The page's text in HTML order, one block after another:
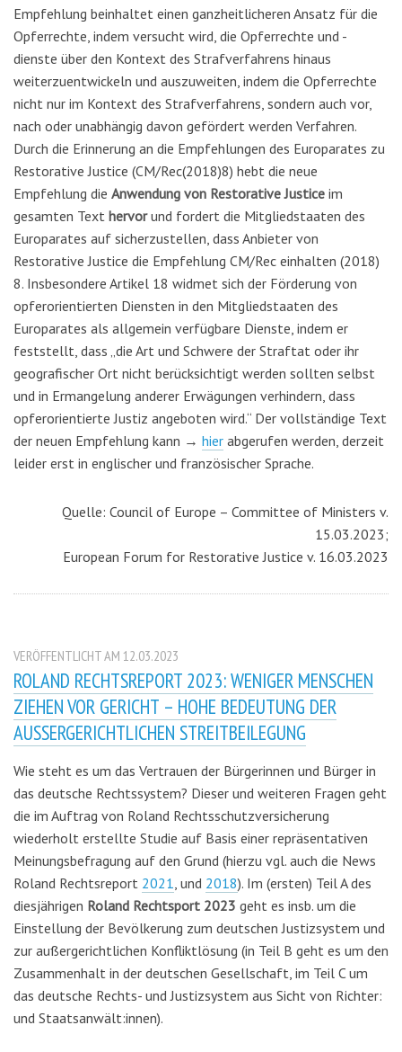
Empfehlung beinhaltet einen ganzheitlicheren Ansatz für die
Opferrechte, indem versucht wird, die Opferrechte und -
dienste über den Kontext des Strafverfahrens hinaus
weiterzuentwickeln und auszuweiten, indem die Opferrechte
nicht nur im Kontext des Strafverfahrens, sondern auch vor,
nach oder unabhängig davon gefördert werden Verfahren.
Durch die Erinnerung an die Empfehlungen des Europarates zu
Restorative Justice (CM/Rec(2018)8) hebt die neue
Empfehlung die Anwendung von Restorative Justice im
gesamten Text hervorund fordert die Mitgliedstaaten des
Europarates auf sicherzustellen, dass Anbieter von
Restorative Justice die Empfehlung CM/Rec einhalten (2018)
8. Insbesondere Artikel 18 widmet sich der Förderung von
opferorientierten Diensten in den Mitgliedstaaten des
Europarates als allgemein verfügbare Dienste, indem er
feststellt, dass „die Art und Schwere der Straftat oder ihr
geografischer Ort nicht berücksichtigt werden sollten selbst
und in Ermangelung anderer Erwägungen verhindern, dass
opferorientierte Justiz angeboten wird.“ Der vollständige Text
der neuen Empfehlung kann → hier abgerufen werden, derzeit
leider erst in englischer und französischer Sprache.
Quelle: Council of Europe – Committee of Ministers v.
15.03.2023;
European Forum for Restorative Justice v. 16.03.2023
VERÖFFENTLICHT AM 12.03.2023
ROLAND RECHTSREPORT 2023: WENIGER MENSCHEN
ZIEHEN VOR GERICHT – HOHE BEDEUTUNG DER
AUSSERGERICHTLICHEN STREITBEILEGUNG
Wie steht es um das Vertrauen der Bürgerinnen und Bürger in
das deutsche Rechtssystem? Dieser und weiteren Fragen geht
die im Auftrag von Roland Rechtsschutzversicherung
wiederholt erstellte Studie auf Basis einer repräsentativen
Meinungsbefragung auf den Grund (hierzu vgl. auch die News
Roland Rechtsreport 2021, und 2018). Im (ersten) Teil A des
diesjährigen Roland Rechtsport 2023 geht es insb. um die
Einstellung der Bevölkerung zum deutschen Justizsystem und
zur außergerichtlichen Konfliktlösung (in Teil B geht es um den
Zusammenhalt in der deutschen Gesellschaft, im Teil C um
das deutsche Rechts- undJustizsystem aus Sicht von Richter:
und Staatsanwält:innen).